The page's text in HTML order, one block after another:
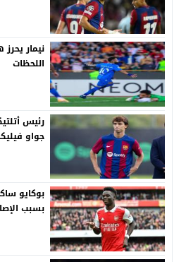
نيمار
اللحظات
رئيس
جواو
بوكايو
بسبب